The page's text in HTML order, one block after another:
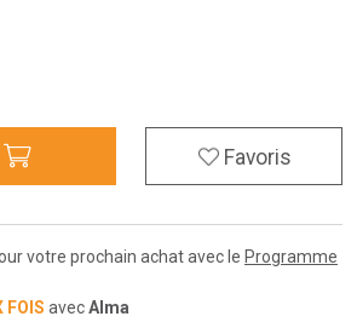
Favoris
votre prochain achat avec le Programme
FOIS avecAlma